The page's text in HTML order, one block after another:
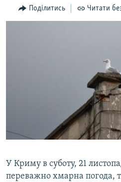
Перейти
до
ПОГЛЯД
СВІДЧЕННЯ ОКУПАЦІЇ
УКРАЇНСЬКА ПРОБЛЕМА КРИМУ
ЯК ОБІЙТИ БЛОКУВАННЯ
Поділитись Читати
У Криму в суботу, 21
переважно хмарна погода,